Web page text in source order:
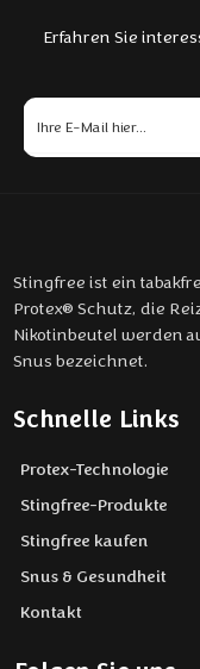
Erfahren Sie
Stingfree ist ein
Protex® Schutz, die
Nikotinbeutel werden
Snus bezeichnet.
Schnelle Links
Protex-Technologie
Stingfree-Produkte
Stingfree kaufen
Snus & Gesundheit
Kontakt